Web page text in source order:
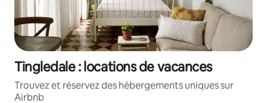
Tingledale : locations de vacances
Trouvez et réservez des hébergements uniques sur
Airbnb